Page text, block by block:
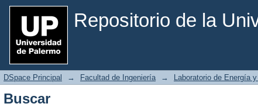
Repositorio de la
Buscar
DSpace Principal → Facultad de Ingeniería → Laboratorio de Energía
Buscar